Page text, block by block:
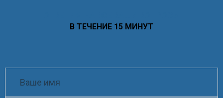
В ТЕЧЕНИЕ 15 МИНУТ